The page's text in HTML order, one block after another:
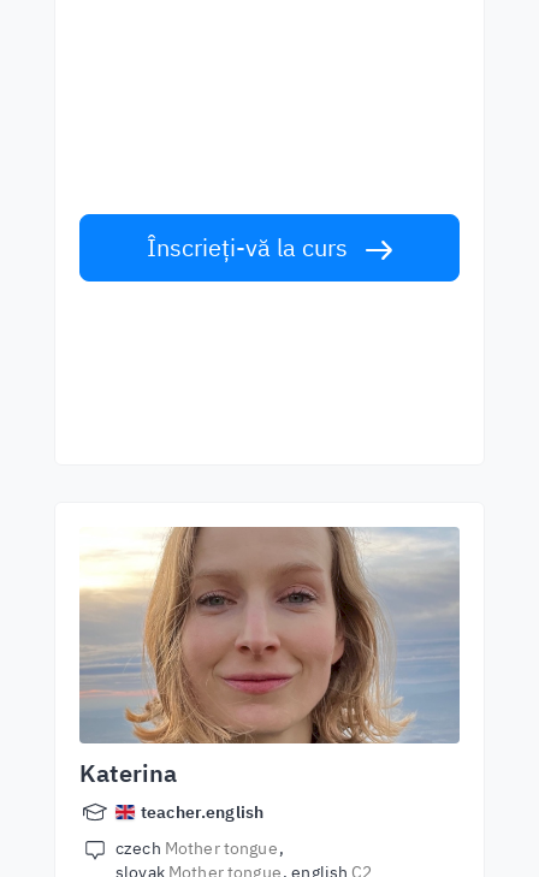
Înscrieți-vă la curs
Katerina
teacher.english
czech Mother tongue
slovak Mother tongue english C2